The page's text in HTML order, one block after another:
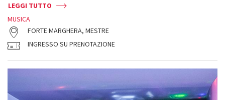
LEGGI TUTTO
MUSICA
FORTE MARGHERA, MESTRE
INGRESSO SU PRENOTAZIONE